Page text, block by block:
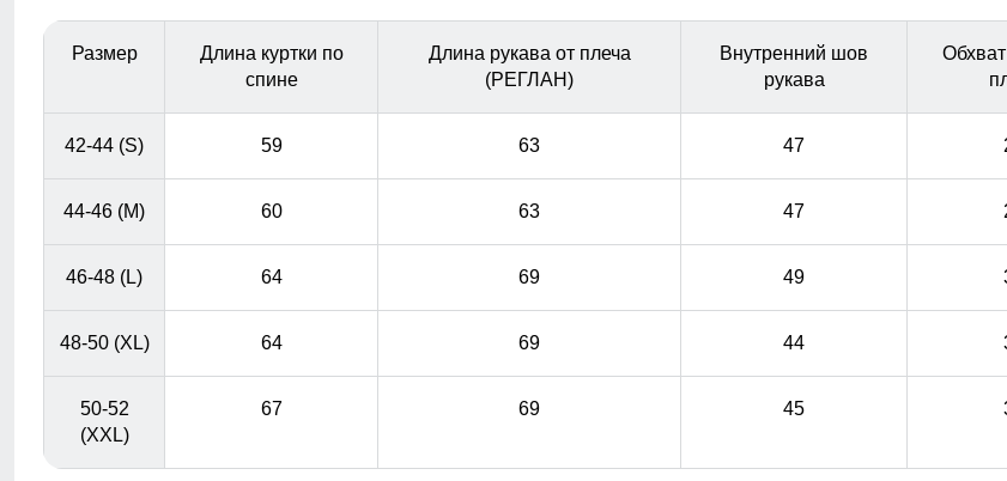
Размер
Длина куртки по
спине
Длина рукава от плеча
(РЕГЛАН)
Внутренний шов
рукава
42-44 (S) 59 63 47
44-46 (M) 60 63 47
46-48 (L) 64 69 49
48-50 (XL) 64 69 44
50-52
(XXL)
67 69 45